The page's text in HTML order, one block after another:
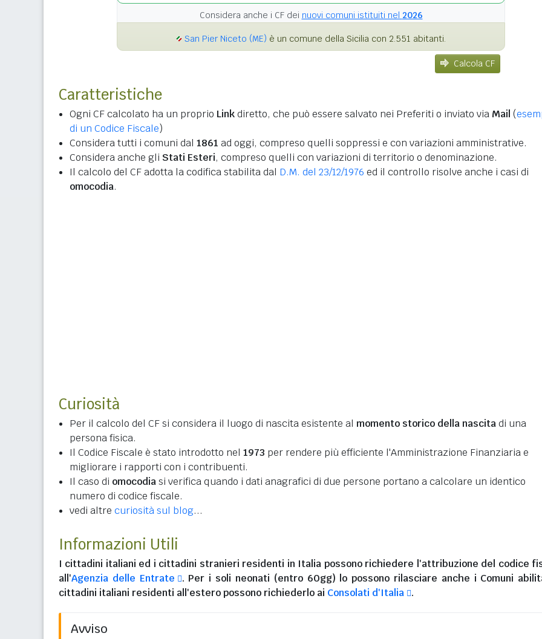
Considera anche i CF dei nuovi comuni istituiti nel 2026
San Pier Niceto (ME) è un comune della Sicilia con 2.551 abitanti.
Calcola CF
Caratteristiche
Ogni CF calcolato ha un proprio Linkdiretto, che può essere salvato nei Preferiti o inviato via Mail (
di un Codice Fiscale)
Considera tutti i comuni dal 1861 ad oggi, compreso quelli soppressi e con variazioni amministrative.
Considera anche gli Stati Esteri, compreso quelli con variazioni di territorio o denominazione.
Il calcolo del CF adotta la codifica stabilita dal D.M. del 23/12/1976 ed il controllo risolve anche i casi di
omocodia.
Curiosità
Per il calcolo del CF si considera il luogo di nascita esistente al momento storico della nascitadi una
persona fisica.
Il Codice Fiscale è stato introdotto nel 1973 per rendere più efficiente l'Amministrazione Finanziaria e
migliorare i rapporti con i contribuenti.
Il caso di omocodiasi verifica quando i dati anagrafici di due persone portano a calcolare un identico
numero di codice fiscale.
vedi altre curiosità sul blog...
Informazioni Utili
I cittadini italiani ed i cittadini stranieri residenti in Italia possono richiedere l'attribuzione del codice
all'Agenzia delle Entrate
. Per i soli neonati (entro 60gg) lo possono rilasciare anche i Comuni
cittadini italiani residenti all'esteropossono richiederlo ai Consolati d'Italia .
Avviso